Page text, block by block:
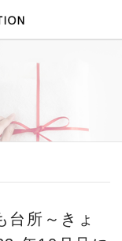
台所～きょ